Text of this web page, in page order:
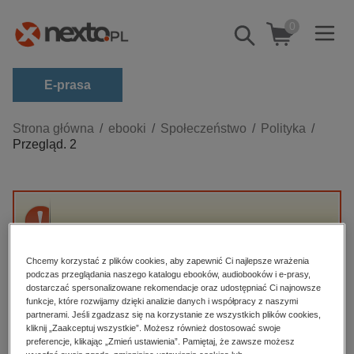
Pokaż/schowaj
wyszukiwarkę
0
E-prasa
Kategorie
Zobacz wszystkie E-prasa
budownictwo, aranżacja wnętrz
dzienniki
edukacja
hobby, sport, rozrywka
komputery, internet, technologie, informatyka
Strona główna ebooki Społeczeństwo
Polityka
Przegląd. 2
Przepraszamy, ale produkt „Przegląd. 2” nie
High-contrast mode
Polecane
Chcemy korzystać z plików cookies, aby zapewnić Ci najlepsze wrażenia
podczas przeglądania naszego katalogu ebooków, audiobooków i e-prasy,
dostarczać spersonalizowane rekomendacje oraz udostępniać Ci najnowsze
funkcje, które rozwijamy dzięki analizie danych i współpracy z naszymi
partnerami. Jeśli zgadzasz się na korzystanie ze wszystkich plików cookies,
kliknij „Zaakceptuj wszystkie”. Możesz również dostosować swoje
preferencje, klikając „Zmień ustawienia”. Pamiętaj, że zawsze możesz